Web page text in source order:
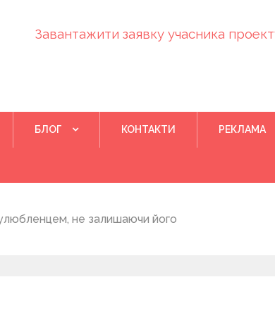
Завантажити заявку учасника
БЛОГ КОНТАКТИ РЕКЛАМА
не залишаючи його